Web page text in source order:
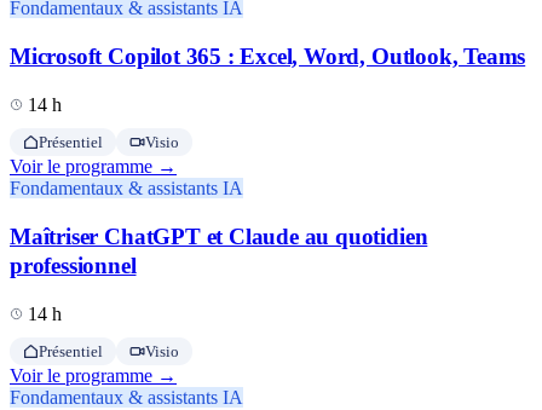
Fondamentaux & assistants IA
Microsoft Copilot 365 : Excel, Word, Outlook, Teams
14 h
Présentiel Visio
Voir le programme →
Fondamentaux & assistants IA
Maîtriser ChatGPT et Claude au quotidien
professionnel
14 h
Présentiel Visio
Voir le programme →
Fondamentaux & assistants IA